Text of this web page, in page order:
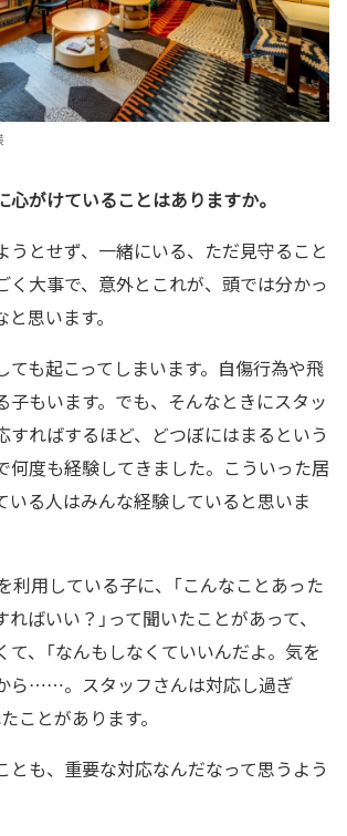
心がけていることはありますか。
うとせず、一緒にいる、ただ見守ること
く大事で、意外とこれが、頭では分かっ
思います。
ても起こってしまいます。自傷行為や飛
子もいます。でも、そんなときにスタッ
すればするほど、どつぼにはまるという
何度も経験してきました。こういった居
いる人はみんな経験していると思いま
利用している子に、「こんなことあった
ばいい？」って聞いたことがあって、
て、「なんもしなくていいんだよ。気を
ら……。スタッフさんは対応し過ぎ
たことがあります。
とも、重要な対応なんだなって思うよう